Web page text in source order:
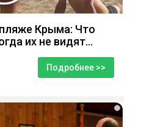
Крыма: Что
их не видят...
Подробнее >>
i